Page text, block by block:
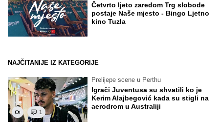
Četvrto ljeto zaredom Trg slobode
postaje Naše mjesto - Bingo Ljetno
kino Tuzla
NAJČITANIJE IZ KATEGORIJE
1
Prelijepe scene u Perthu
Igrači Juventusa su shvatili ko je
Kerim Alajbegović kada su stigli na
aerodrom u Australiji